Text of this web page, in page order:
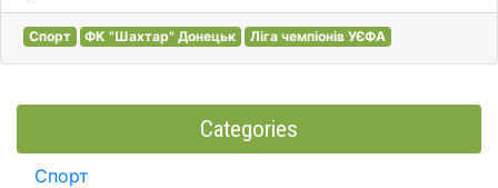
Спорт ФК "Шахтар" Донецьк Ліга чемпіонів УЄФА
Categories
Спорт